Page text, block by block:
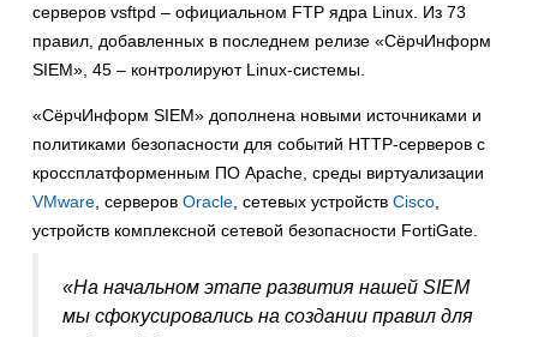
серверов vsftpd – официальном FTP ядра Linux. Из 73
правил, добавленных в последнем релизе «СёрчИнформ
SIEM», 45 – контролируют Linux-системы.
«СёрчИнформ SIEM» дополнена новыми источниками и
политиками безопасности для событий HTTP-серверов с
кроссплатформенным ПО Apache, среды виртуализации
VMware, серверов Oracle, сетевых устройств Cisco,
устройств комплексной сетевой безопасности FortiGate.
«На начальном этапе развития нашей SIEM
мы сфокусировались на создании правил для